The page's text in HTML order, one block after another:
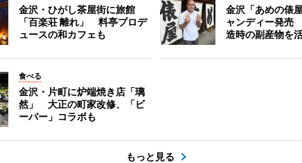
金沢・ひがし茶屋街に旅館
「百楽荘 離れ」 料亭プロデ
ュースの和カフェも
金沢「あめの俵
ャンディー発売
造時の副産物を
食べる
金沢・片町に炉端焼き店「璃
然」 大正の町家改修、「ビ
ーバー」コラボも
もっと見る